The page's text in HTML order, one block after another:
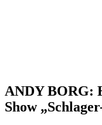
ANDY BORG:
Show